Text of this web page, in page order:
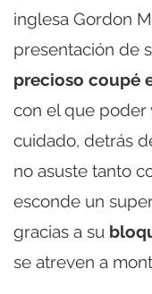
inglesa Gordon
presentación de
precioso coupé
con el que poder
cuidado, detrás
no asuste tanto
esconde un
gracias a su
se atreven a